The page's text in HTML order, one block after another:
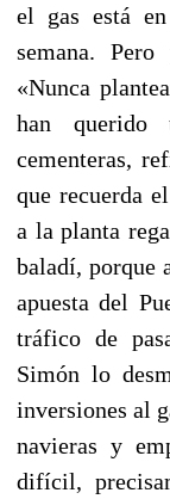
el gas está
semana.
«Nunca
han querido
cementeras,
que recuerda
a la planta
baladí, porque
apuesta del
tráfico de
Simón lo
inversiones al
navieras y
difícil,